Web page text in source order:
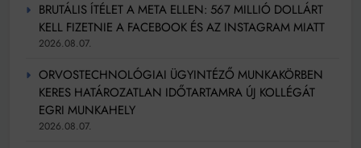
BRUTÁLIS ÍTÉLET A META ELLEN: 567 MILLIÓ DOLLÁRT
KELL FIZETNIE A FACEBOOK ÉS AZ INSTAGRAM MIATT
2026.08.07.
ORVOSTECHNOLÓGIAI ÜGYINTÉZŐ MUNKAKÖRBEN
KERES HATÁROZATLAN IDŐTARTAMRA ÚJ KOLLÉGÁT
EGRI MUNKAHELY
2026.08.07.